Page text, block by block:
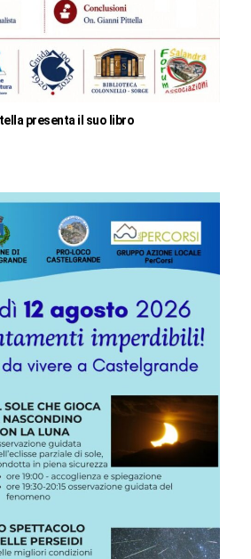
presenta il suo libro